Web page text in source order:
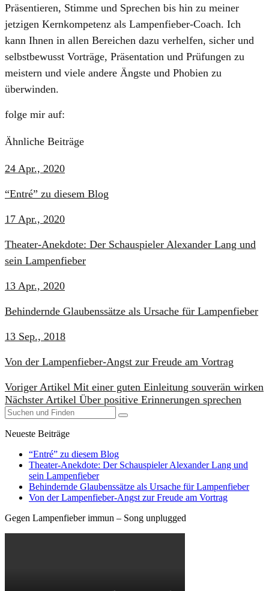
Präsentieren, Stimme und Sprechen bis hin zu meiner
jetzigen Kernkompetenz als Lampenfieber-Coach. Ich
kann Ihnen in allen Bereichen dazu verhelfen, sicher und
selbstbewusst Vorträge, Präsentation und Prüfungen zu
meistern und viele andere Ängste und Phobien zu
überwinden.
folge mir auf:
Ähnliche Beiträge
24 Apr., 2020
“Entré” zu diesem Blog
17 Apr., 2020
Theater-Anekdote: Der Schauspieler Alexander Lang und
sein Lampenfieber
13 Apr., 2020
Behindernde Glaubenssätze als Ursache für Lampenfieber
13 Sep., 2018
​Von der Lampenfieber-Angst zur Freude am Vortrag
Voriger Artikel Mit einer guten Einleitung souverän wirken
Nächster Artikel Über positive Erinnerungen sprechen
Neueste Beiträge
“Entré” zu diesem Blog
Theater-Anekdote: Der Schauspieler Alexander Lang und
sein Lampenfieber
Behindernde Glaubenssätze als Ursache für Lampenfieber
​Von der Lampenfieber-Angst zur Freude am Vortrag
Gegen Lampenfieber immun – Song unplugged